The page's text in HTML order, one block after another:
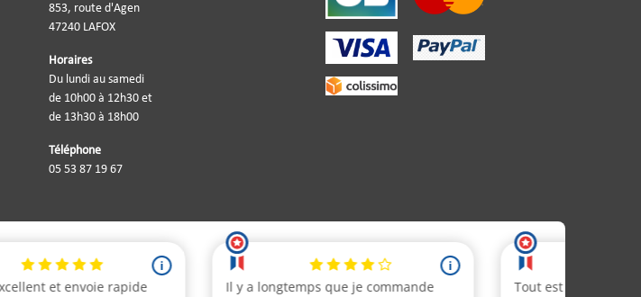
853, route d'Agen
47240 LAFOX
Horaires
Du lundi au samedi
de 10h00 à 12h30 et
de 13h30 à 18h00
Téléphone
05 53 87 19 67